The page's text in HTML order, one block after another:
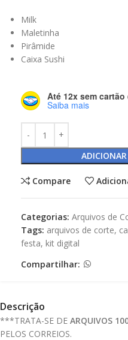
Milk
Maletinha
Pirâmide
Caixa Sushi
Até 12x sem cartão
Saiba mais
Compare
Categorias: Arquivos de
Tags: arquivos de corte,
festa, kit digital
Compartilhar:
Descrição
***TRATA-SE DE ARQUIVOS
PELOS CORREIOS.